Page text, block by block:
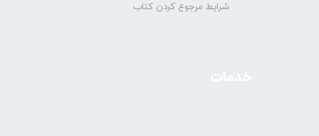
شرایط مرجوع کردن کتاب